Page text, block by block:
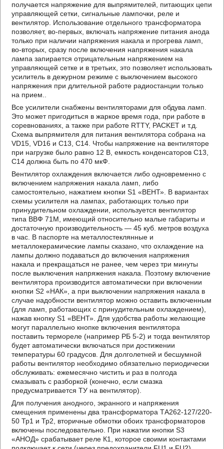
получается напряжение для выпрямителей, питающих цепи
управляющей сетки, сигнальные лампочки, реле и
вентилятор. Использование отдельного трансформатора
позволяет, во-первых, включать напряжение питания анода
только при наличии напряжения накала и прогрева ламп,
во-вторых, сразу после включения напряжения накала
лампа запирается отрицательным напряжением на
управляющей сетке и в третьих, это позволяет использовать
усилитель в дежурном режиме с выключением высокого
напряжения при длительной работе радиостанции только
на прием..
Все усилители снабжены вентиляторами для обдува ламп.
Это может пригодиться в жаркое время года, при работе в
соревнованиях, а также при работе RTTY, PACKET и т.д.
Схема выпрямителя для питания вентилятора собрана на
VD15, VD16 и C13, C14. Чтобы напряжение на вентиляторе
при нагрузке было равно 12 В, емкость конденсаторов C13,
C14 должна быть по 470 мкФ.
Вентилятор охлаждения включается либо одновременно с
включением напряжения накала ламп, либо
самостоятельно, нажатием кнопки S1 «ВЕНТ». В вариантах
схемы усилителя на лампах, работающих только при
принудительном охлаждении, используется вентилятор
типа ВВФ 71М, имеющий относительно малые габариты и
достаточную производительность — 45 куб. метров воздуха
в час. В паспорте на металлостеклянные и
металлокерамические лампы сказано, что охлаждение на
лампы должно подаваться до включения напряжения
накала и прекращаться не ранее, чем через три минуты
после выключения напряжения накала. Поэтому включение
вентилятора производится автоматически при включении
кнопки S2 «НАК», а при выключении напряжения накала в
случае надобности вентилятор можно оставить включенным
(для ламп, работающих с принудительным охлаждением),
нажав кнопку S1 «ВЕНТ». Для удобства работы желающие
могут параллельно кнопке включения вентилятора
поставить термореле (например РБ 5-2) и тогда вентилятор
будет автоматически включаться при достижении
температуры 60 градусов. Для долголетней и бесшумной
работы вентилятор необходимо обязательно периодически
обслуживать: ежемесячно чистить и раз в полгода
смазывать с разборкой (конечно, если смазка
предусматривается ТУ на вентилятор).
Для получения анодного, экранного и напряжения
смещения применены два трансформатора ТА262-127/220-
50 Тр1 и Тр2, вторичные обмотки обоих трансформаторов
включены последовательно. При нажатии кнопки S3
«АНОД» срабатывает реле К1, которое своими контактами